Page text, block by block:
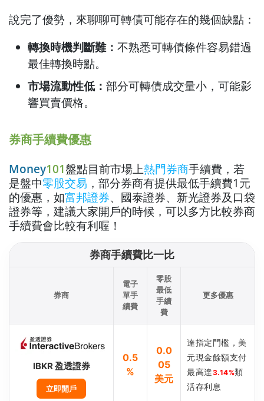
說完了優勢，來聊聊可轉債可能存在的幾個缺點：
轉換時機判斷難： 不熟悉可轉債條件容易錯過
最佳轉換時點。
市場流動性低： 部分可轉債成交量小，可能影
響買賣價格。
券商手續費優惠
Money101盤點目前市場上熱門券商手續費，若
是盤中零股交易 ，部分券商有提供最低手續費1元
的優惠，如富邦證券、國泰證券、新光證券及 口袋
證券等，建議大家開戶的時候，可以多方比較券商
手續費會比較有利喔！
券商手續費比一比
券商
電子
單手
續費
零股
最低
手續
費
更多優惠
IBKR 盈透證券
立即開戶
0.5
%
0.0
05
美元
達指定門檻，美
元現金餘額支付
最高達3.14%類
活存利息